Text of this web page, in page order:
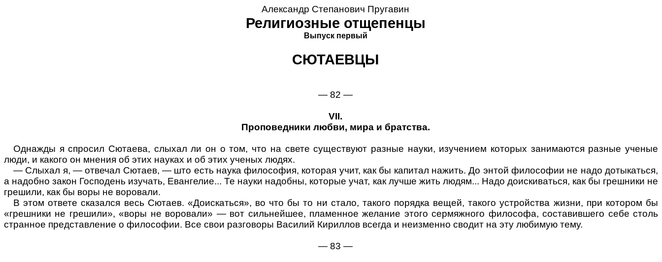
Александр Степанович Пругавин
Религиозные отщепенцы
Выпуск первый
СЮТАЕВЦЫ
— 82 —
VII.
Проповедники любви, мира и братства.
Однажды я спросил Сютаева, слыхал ли он о том, что на свете существуют разные науки, изучением которых занимаются разные ученые
люди, и какого он мнения об этих науках и об этих ученых людях.
— Слыхал я, — отвечал Сютаев, — што есть наука философия, которая учит, как бы капитал нажить. До энтой философии не надо дотыкаться,
а надобно закон Господень изучать, Евангелие... Те науки надобны, которые учат, как лучше жить людям... Надо доискиваться, как бы грешники не
грешили, как бы воры не воровали.
В этом ответе сказался весь Сютаев. «Доискаться», во что бы то ни стало, такого порядка вещей, такого устройства жизни, при котором бы
«грешники не грешили», «воры не воровали» — вот сильнейшее, пламенное желание этого сермяжного философа, составившего себе столь
странное представление о философии. Все свои разговоры Василий Кириллов всегда и неизменно сводит на эту любимую тему.
— 83 —